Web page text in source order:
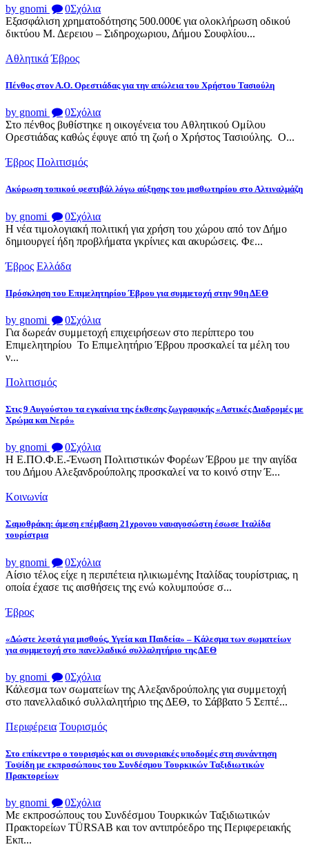
by gnomi 0Σχόλια
Εξασφάλιση χρηματοδότησης 500.000€ για ολοκλήρωση οδικού
δικτύου Μ. Δερειου – Σιδηροχωριου, Δήμου Σουφλίου...
Αθλητικά Έβρος
Πένθος στον Α.Ο. Ορεστιάδας για την απώλεια του Χρήστου Τασιούλη
by gnomi 0Σχόλια
Στο πένθος βυθίστηκε η οικογένεια του Αθλητικού Ομίλου
Ορεστιάδας καθώς έφυγε από τη ζωή ο Χρήστος Τασιούλης. Ο...
Έβρος Πολιτισμός
Ακύρωση τοπικού φεστιβάλ λόγω αύξησης του μισθωτηρίου στο Αλτιναλμάζη
by gnomi 0Σχόλια
Η νέα τιμολογιακή πολιτική για χρήση του χώρου από τον Δήμο
δημιουργεί ήδη προβλήματα γκρίνιες και ακυρώσεις. Φε...
Έβρος Ελλάδα
Πρόσκληση του Επιμελητηρίου Έβρου για συμμετοχή στην 90η ΔΕΘ
by gnomi 0Σχόλια
Για δωρεάν συμμετοχή επιχειρήσεων στο περίπτερο του
Επιμελητηρίου Το Επιμελητήριο Έβρου προσκαλεί τα μέλη του
ν...
Πολιτισμός
Στις 9 Αυγούστου τα εγκαίνια της έκθεσης ζωγραφικής «Αστικές Διαδρομές με
Χρώμα και Νερό»
by gnomi 0Σχόλια
Η Ε.ΠΟ.Φ.Ε.-Ένωση Πολιτιστικών Φορέων Έβρου με την αιγίδα
του Δήμου Αλεξανδρούπολης προσκαλεί να το κοινό στην Έ...
Κοινωνία
Σαμοθράκη: άμεση επέμβαση 21χρονου ναυαγοσώστη έσωσε Ιταλίδα
τουρίστρια
by gnomi 0Σχόλια
Αίσιο τέλος είχε η περιπέτεια ηλικιωμένης Ιταλίδας τουρίστριας, η
οποία έχασε τις αισθήσεις της ενώ κολυμπούσε σ...
Έβρος
«Δώστε λεφτά για μισθούς, Υγεία και Παιδεία» – Κάλεσμα των σωματείων
για συμμετοχή στο πανελλαδικό συλλαλητήριο της ΔΕΘ
by gnomi 0Σχόλια
Κάλεσμα των σωματείων της Αλεξανδρούπολης για συμμετοχή
στο πανελλαδικό συλλαλητήριο της ΔΕΘ, το Σάββατο 5 Σεπτέ...
Περιφέρεια Τουρισμός
Στο επίκεντρο ο τουρισμός και οι συνοριακές υποδομές στη συνάντηση
Τοψίδη με εκπροσώπους του Συνδέσμου Τουρκικών Ταξιδιωτικών
Πρακτορείων
by gnomi 0Σχόλια
Με εκπροσώπους του Συνδέσμου Τουρκικών Ταξιδιωτικών
Πρακτορείων TÜRSAB και τον αντιπρόεδρο της Περιφερειακής
Εκπ...